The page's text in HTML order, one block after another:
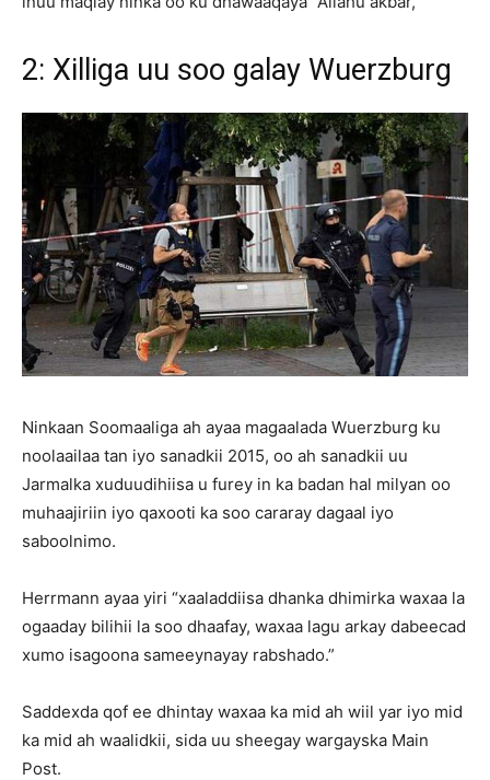
2: Xilliga uu soo galay Wuerzburg
Ninkaan Soomaaliga ah ayaa magaalada Wuerzburg ku
noolaailaa tan iyo sanadkii 2015, oo ah sanadkii uu
Jarmalka xuduudihiisa u furey in ka badan hal milyan oo
muhaajiriin iyo qaxooti ka soo cararay dagaal iyo
saboolnimo.
Herrmann ayaa yiri “xaaladdiisa dhanka dhimirka waxaa la
ogaaday bilihii la soo dhaafay, waxaa lagu arkay dabeecad
xumo isagoona sameeynayay rabshado.”
Saddexda qof ee dhintay waxaa ka mid ah wiil yar iyo mid
ka mid ah waalidkii, sida uu sheegay wargayska Main
Post.